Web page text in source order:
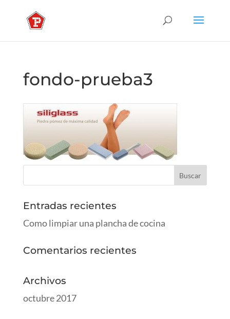
fondo-prueba3
Entradas recientes
Como limpiar una plancha de cocina
Comentarios recientes
Archivos
octubre 2017